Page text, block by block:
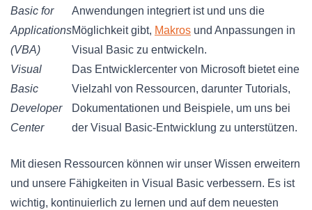
Basic for
Applications
(VBA)
Anwendungen integriert ist und uns die
Möglichkeit gibt, Makros und Anpassungen in
Visual Basic zu entwickeln.
Visual
Basic
Developer
Center
Das Entwicklercenter von Microsoft bietet eine
Vielzahl von Ressourcen, darunter Tutorials,
Dokumentationen und Beispiele, um uns bei
der Visual Basic-Entwicklung zu unterstützen.
Mit diesen Ressourcen können wir unser Wissen erweitern
und unsere Fähigkeiten in Visual Basic verbessern. Es ist
wichtig, kontinuierlich zu lernen und auf dem neuesten